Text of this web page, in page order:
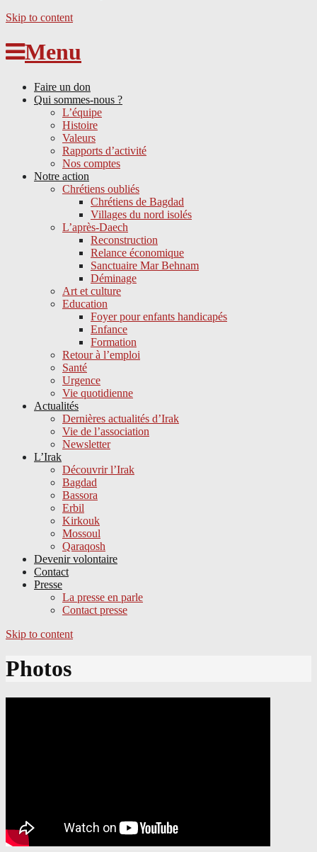
Skip to content
Menu
Faire un don
Qui sommes-nous ?
L’équipe
Histoire
Valeurs
Rapports d’activité
Nos comptes
Notre action
Chrétiens oubliés
Chrétiens de Bagdad
Villages du nord isolés
L’après-Daech
Reconstruction
Relance économique
Sanctuaire Mar Behnam
Déminage
Art et culture
Education
Foyer pour enfants handicapés
Enfance
Formation
Retour à l’emploi
Santé
Urgence
Vie quotidienne
Actualités
Dernières actualités d’Irak
Vie de l’association
Newsletter
L’Irak
Découvrir l’Irak
Bagdad
Bassora
Erbil
Kirkouk
Mossoul
Qaraqosh
Devenir volontaire
Contact
Presse
La presse en parle
Contact presse
Skip to content
Photos